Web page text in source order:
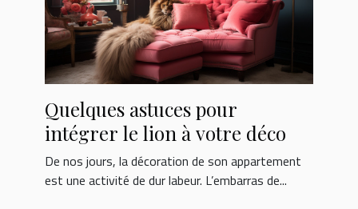
Quelques astuces pour
intégrer le lion à votre déco
De nos jours, la décoration de son appartement
est une activité de dur labeur. L’embarras de...